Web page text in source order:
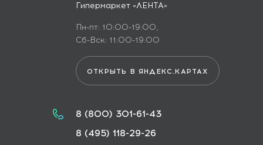
Гипермаркет «ЛЕНТА»
Пн-пт: 10:00-19:00,
Сб-Вск: 11:00-19:00
ОТКРЫТЬ В ЯНДЕКС.КАРТАХ
8 (800) 301-61-43
8 (495) 118-29-26